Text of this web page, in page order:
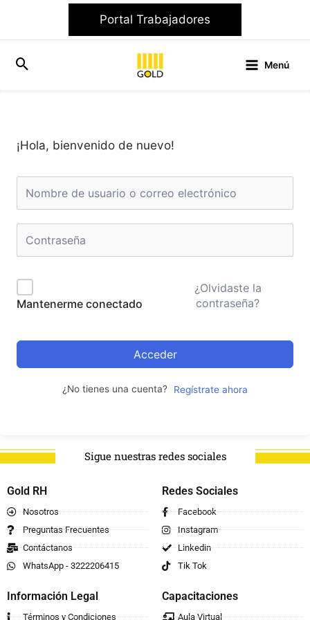
contenido
Portal Trabajadores
Menú
¡Hola, bienvenido de nuevo!
Mantenerme conectado
¿Olvidaste la
contraseña?
Acceder
¿No tienes una cuenta? Regístrate ahora
Sigue nuestras redes sociales
Gold RH
Nosotros
Preguntas Frecuentes
Contáctanos
WhatsApp - 3222206415
Redes Sociales
Facebook
Instagram
Linkedin
Tik Tok
Información Legal
Términos y Condiciones
Capacitaciones
Aula Virtual